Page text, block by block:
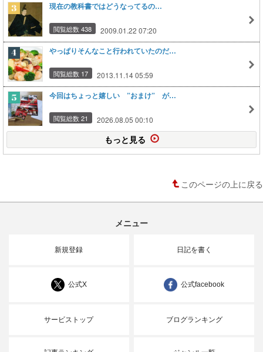
現在の教科書ではどうなってるの…
閲覧総数 438 2009.01.22 07:20
やっぱりそんなこと行われていたのだ…
閲覧総数 17 2013.11.14 05:59
今回はちょっと嬉しい ”おまけ” が…
閲覧総数 21 2026.08.05 00:10
もっと見る
このページの上に戻る
メニュー
新規登録 日記を書く
公式X 公式facebook
サービストップ ブログランキング